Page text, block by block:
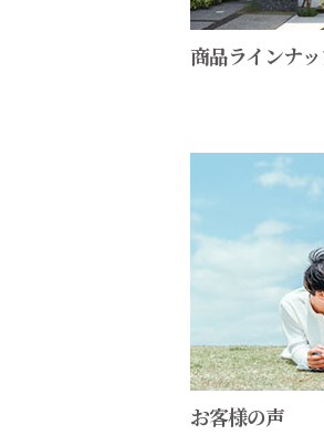
商品ラインナ
お客様の声